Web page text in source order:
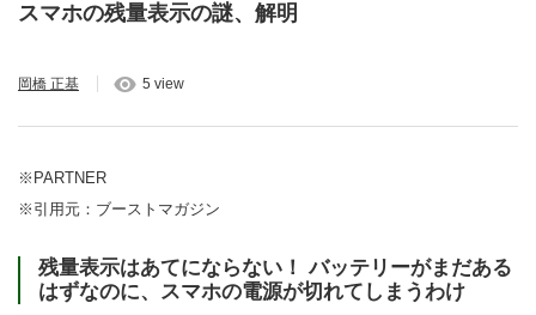
スマホの残量表示の謎、解明
岡橋 正基 5 view
※PARTNER
※引用元：ブーストマガジン
残量表示はあてにならない！ バッテリーがまだある
はずなのに、スマホの電源が切れてしまうわけ